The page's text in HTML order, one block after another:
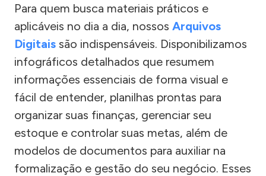
Para quem busca materiais práticos e
aplicáveis no dia a dia, nossos Arquivos
Digitais são indispensáveis. Disponibilizamos
infográficos detalhados que resumem
informações essenciais de forma visual e
fácil de entender, planilhas prontas para
organizar suas finanças, gerenciar seu
estoque e controlar suas metas, além de
modelos de documentos para auxiliar na
formalização e gestão do seu negócio. Esses